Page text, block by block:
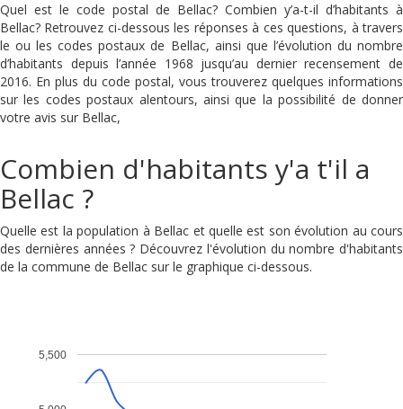
Quel est le code postal de Bellac? Combien y’a-t-il d’habitants à
Bellac? Retrouvez ci-dessous les réponses à ces questions, à travers
le ou les codes postaux de Bellac, ainsi que l’évolution du nombre
d’habitants depuis l’année 1968 jusqu’au dernier recensement de
2016. En plus du code postal, vous trouverez quelques informations
sur les codes postaux alentours, ainsi que la possibilité de donner
votre avis sur Bellac,
Combien d'habitants y'a t'il a
Bellac ?
Quelle est la population à Bellac et quelle est son évolution au cours
des dernières années ? Découvrez l'évolution du nombre d'habitants
de la commune de Bellac sur le graphique ci-dessous.
5,500